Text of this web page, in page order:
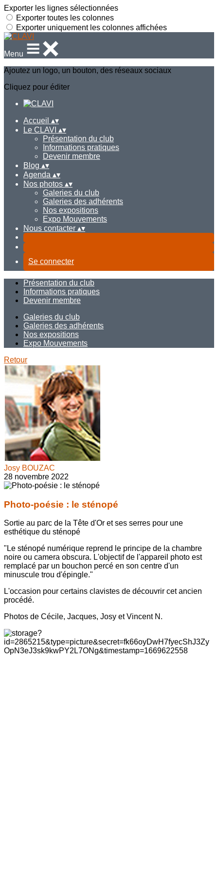
Exporter les lignes sélectionnées
Exporter toutes les colonnes
Exporter uniquement les colonnes affichées
Menu
Ajoutez un logo, un bouton, des réseaux sociaux
Cliquez pour éditer
Accueil ▴▾
Le CLAVI ▴▾
Présentation du club
Informations pratiques
Devenir membre
Blog ▴▾
Agenda ▴▾
Nos photos ▴▾
Galeries du club
Galeries des adhérents
Nos expositions
Expo Mouvements
Nous contacter ▴▾
Se connecter
Présentation du club
Informations pratiques
Devenir membre
Galeries du club
Galeries des adhérents
Nos expositions
Expo Mouvements
Retour
Josy BOUZAC
28 novembre 2022
Photo-poésie : le sténopé
Sortie au parc de la Tête d'Or et ses serres pour une
esthétique du sténopé
"Le sténopé numérique reprend le principe de la chambre
noire ou camera obscura. L'objectif de l'appareil photo est
remplacé par un bouchon percé en son centre d'un
minuscule trou d'épingle."
L'occasion pour certains clavistes de découvrir cet ancien
procédé.
Photos de Cécile, Jacques, Josy et Vincent N.